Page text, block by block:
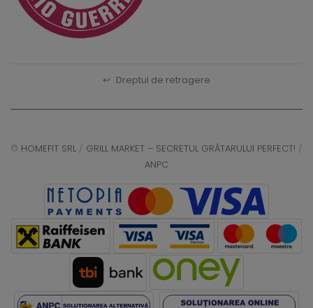
↩ Dreptul de retragere
© HOMEFIT SRL / GRILL MARKET – SECRETUL GRĂTARULUI PERFECT! /
ANPC